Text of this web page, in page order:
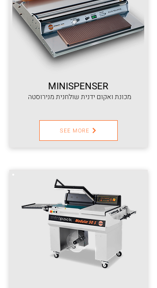
MINISPENSER
מכונת ואקום ידנית שולחנית מנירוסטה
SEE MORE